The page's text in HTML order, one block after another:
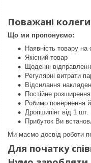
Поважані
Що ми пропонуємо:
Наявність товару на
Якісний товар
Щоденні
Регулярні витрати
Відсилання
Постійне
Робимо повернення й
Дропшипінг від 1 шт.
Прибуток Ви
Ми маємо досвід роботи
Для початку